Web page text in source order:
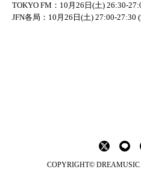
TOKYO FM：10月26日(土) 26:30-
JFN各局：10月26日(土) 27:00-27:30
COPYRIGHT© DREAMUSIC